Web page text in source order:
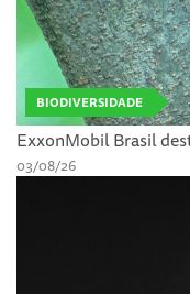
BIODIVERSIDADE
ExxonMobil Brasil
03/08/26